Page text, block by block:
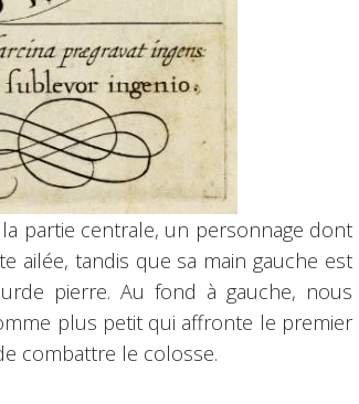
partie centrale, un personnage dont
ailée, tandis que sa main gauche est
pierre. Au fond à gauche, nous
plus petit qui affronte le premier
combattre le colosse.